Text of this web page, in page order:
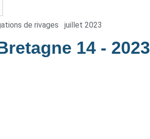
de rivages juillet 2023
14 - 2023